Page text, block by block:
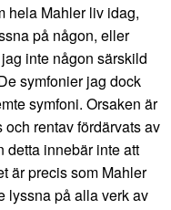
hela Mahler liv idag,
på någon, eller
inte någon särskild
symfonier jag dock
symfoni. Orsaken är
rentav fördärvats av
detta innebär inte att
är precis som Mahler
lyssna på alla verk av